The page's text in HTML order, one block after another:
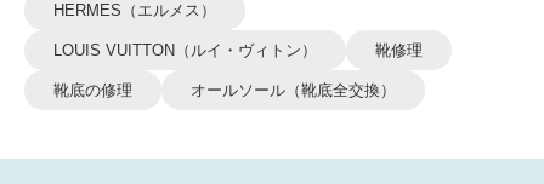
HERMES（エルメス）
LOUIS VUITTON（ルイ・ヴィトン） 靴修理
靴底の修理 オールソール（靴底全交換）